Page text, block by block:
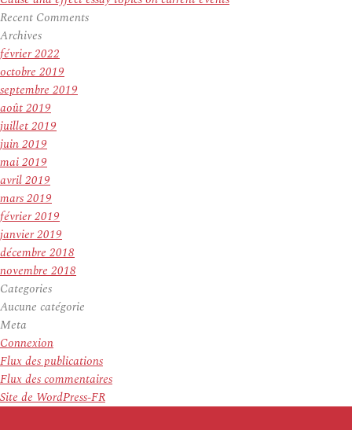
Recent Comments
Archives
février 2022
octobre 2019
septembre 2019
août 2019
juillet 2019
juin 2019
mai 2019
avril 2019
mars 2019
février 2019
janvier 2019
décembre 2018
novembre 2018
Categories
Aucune catégorie
Meta
Connexion
Flux des publications
Flux des commentaires
Site de WordPress-FR